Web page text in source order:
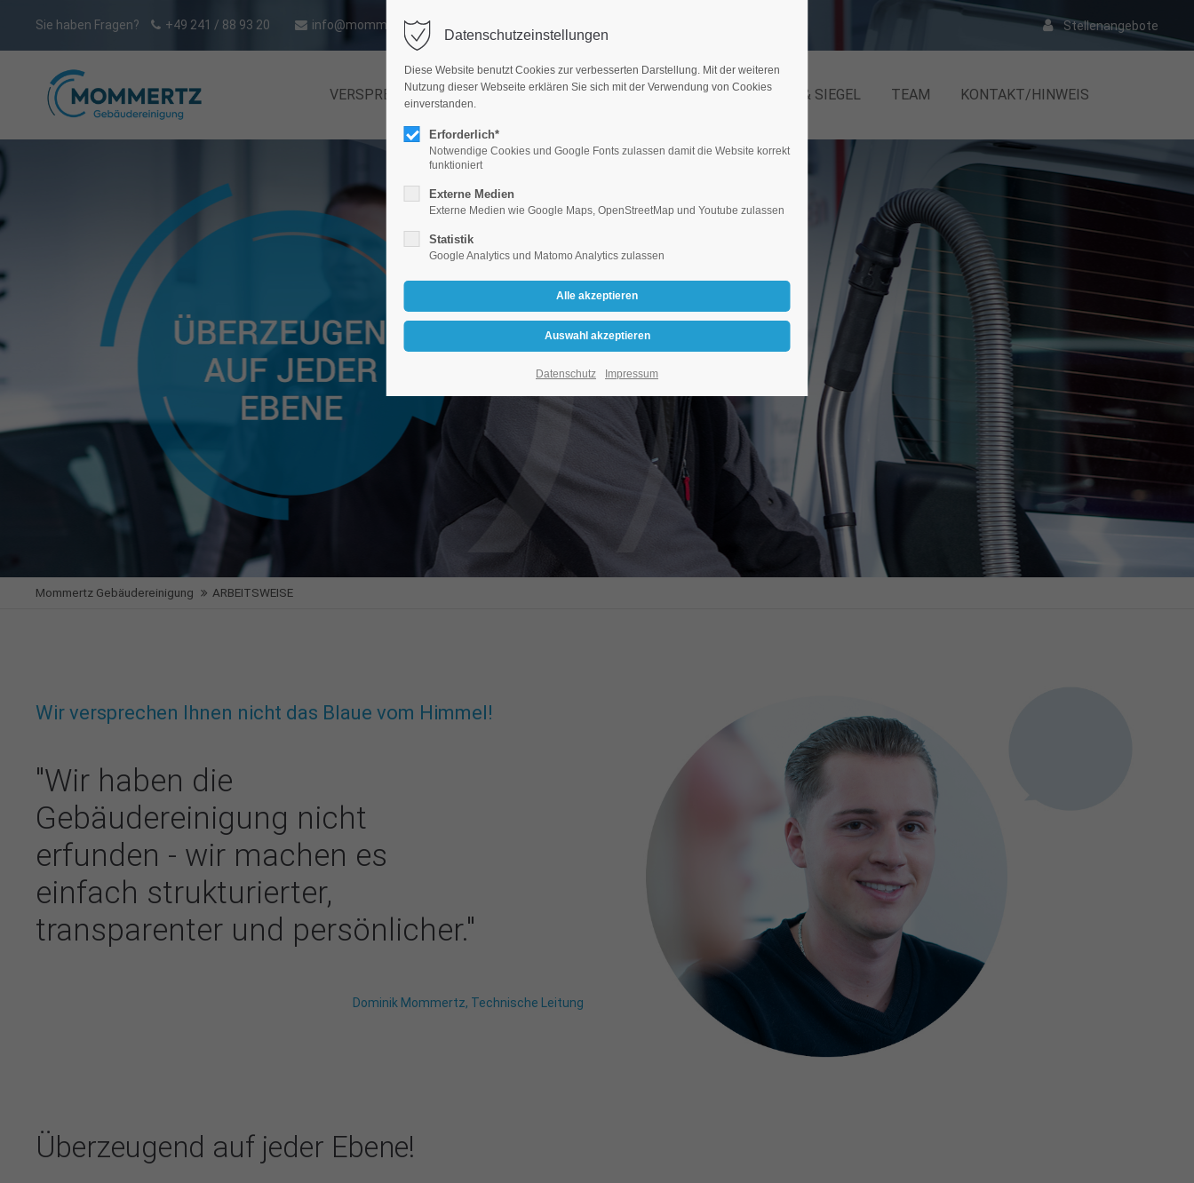
Stellenangebote
Sie haben Fragen? +49 241 / 88 93 20 info@mommertz-aachen.de
VERSPRECHEN ARBEITSWEISE MOMMERTZ-PRINZIP BRIEF & SIEGEL TEAM KONTAKT/HINWEIS
Mommertz Gebäudereinigung ARBEITSWEISE
Wir versprechen Ihnen nicht das Blaue vom Himmel!
"Wir haben die
Gebäudereinigung nicht
erfunden - wir machen es
einfach strukturierter,
transparenter und persönlicher."
Dominik Mommertz, Technische Leitung
Überzeugend auf jeder Ebene!
Datenschutzeinstellungen
Diese Website benutzt Cookies zur verbesserten Darstellung. Mit der weiteren
Nutzung dieser Webseite erklären Sie sich mit der Verwendung von Cookies
einverstanden.
Erforderlich*
Notwendige Cookies und Google Fonts zulassen damit die Website korrekt
funktioniert
Externe Medien
Externe Medien wie Google Maps, OpenStreetMap und Youtube zulassen
Statistik
Google Analytics und Matomo Analytics zulassen
Datenschutz Impressum